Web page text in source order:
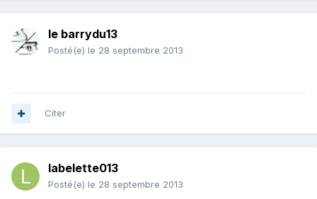
le barrydu13
Posté(e) le 28 septembre 2013
Citer
labelette013
Posté(e) le 28 septembre 2013